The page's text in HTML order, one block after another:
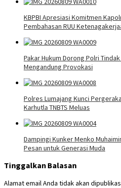
KBPBI Apresiasi Komitmen
Pembahasan RUU
Pakar Hukum Dorong Polri
Mengandung Provokasi
Polres Lumajang Kunci
Karhutla TNBTS Meluas
Dampingi Kunker Menko
Pesan untuk Generasi Muda
Tinggalkan Balasan
Alamat email Anda tidak akan